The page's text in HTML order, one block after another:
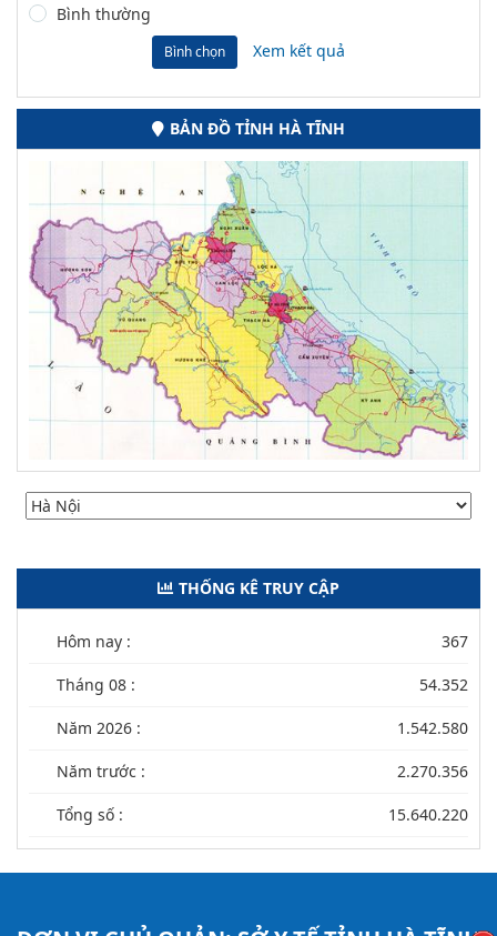
Bình thường
Bình chọn Xem kết quả
BẢN ĐỒ TỈNH HÀ TĨNH
THỐNG KÊ TRUY CẬP
Hôm nay : 367
Tháng 08 : 54.352
Năm 2026 : 1.542.580
Năm trước : 2.270.356
Tổng số : 15.640.220